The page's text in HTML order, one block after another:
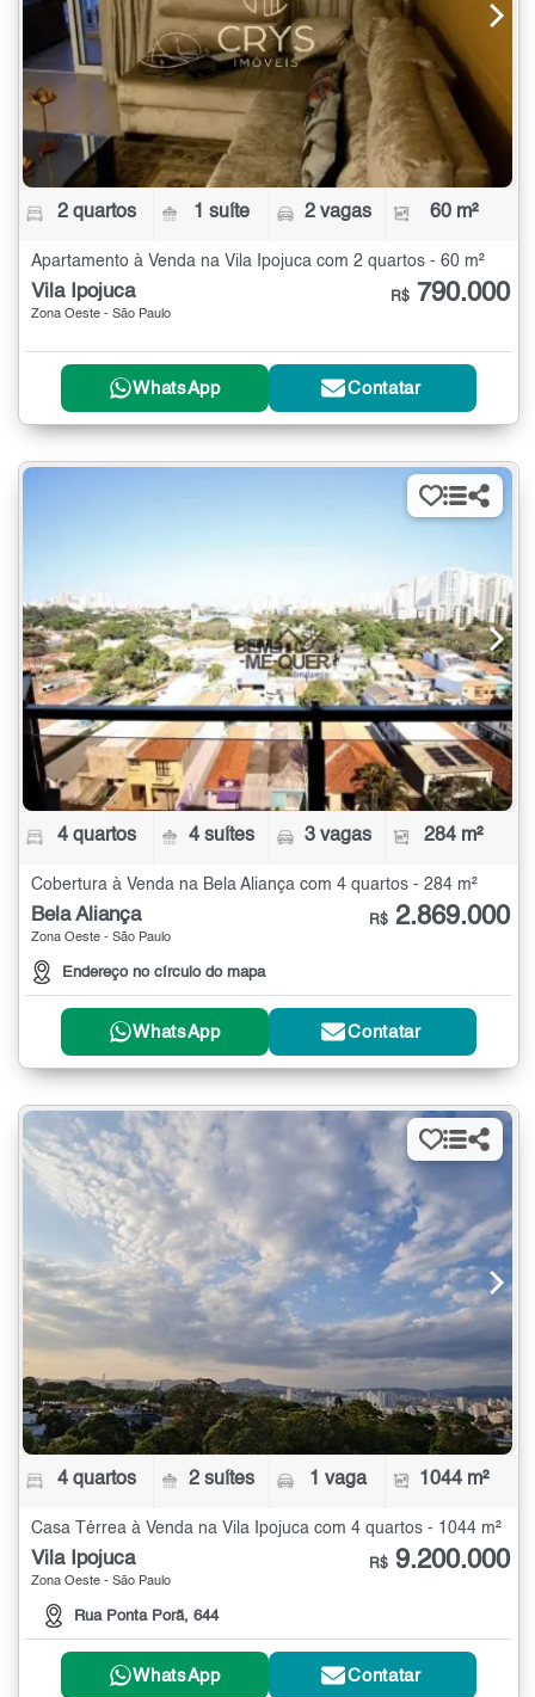
2 quartos 1 suíte 2 vagas 60 m²
Apartamento à Venda na Vila Ipojuca com 2 quartos - 60 m²
Vila Ipojuca
Zona Oeste - São Paulo
R$ 790.000
WhatsApp Contatar
4 quartos 4 suítes 3 vagas 284 m²
Cobertura à Venda na Bela Aliança com 4 quartos - 284 m²
Bela Aliança
Zona Oeste - São Paulo
Endereço no círculo do mapa
R$ 2.869.000
WhatsApp Contatar
4 quartos 2 suítes 1 vaga 1044 m²
Casa Térrea à Venda na Vila Ipojuca com 4 quartos - 1044 m²
Vila Ipojuca
Zona Oeste - São Paulo
Rua Ponta Porã, 644
R$ 9.200.000
WhatsApp Contatar